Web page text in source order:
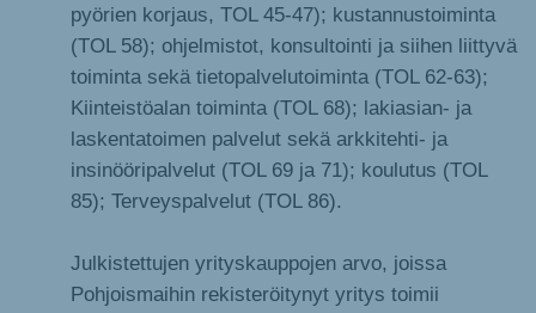
pyörien korjaus, TOL 45-47); kustannustoiminta
(TOL 58); ohjelmistot, konsultointi ja siihen liittyvä
toiminta sekä tietopalvelutoiminta (TOL 62-63);
Kiinteistöalan toiminta (TOL 68); lakiasian- ja
laskentatoimen palvelut sekä arkkitehti- ja
insinööripalvelut (TOL 69 ja 71); koulutus (TOL
85); Terveyspalvelut (TOL 86).
Julkistettujen yrityskauppojen arvo, joissa
Pohjoismaihin rekisteröitynyt yritys toimii